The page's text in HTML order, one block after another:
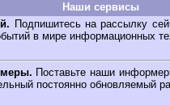
Наши сервисы
Подпишитесь на рассылку
в мире информационных
Поставьте наши
постоянно обновляемый